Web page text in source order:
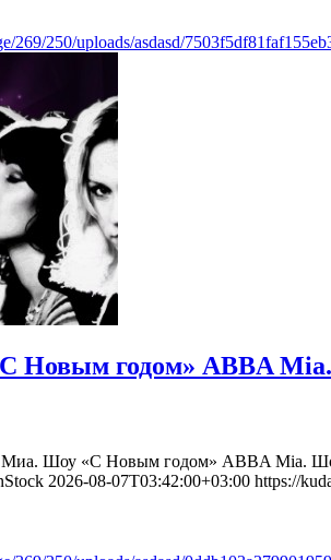
269/250/uploads/asdasd/
годом» ABBA Mia.
Шоу «С Новым годом» ABBA Mia. Шоу
2026-08-07T03:42:00+03:00 https://